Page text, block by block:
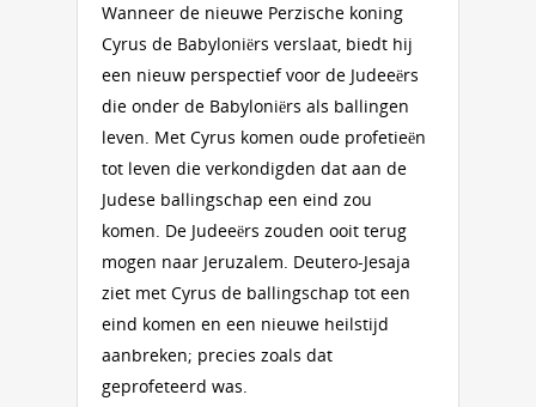
Wanneer de nieuwe Perzische koning
Cyrus de Babyloniërs verslaat, biedt hij
een nieuw perspectief voor de Judeeërs
die onder de Babyloniërs als ballingen
leven. Met Cyrus komen oude profetieën
tot leven die verkondigden dat aan de
Judese ballingschap een eind zou
komen. De Judeeërs zouden ooit terug
mogen naar Jeruzalem. Deutero-Jesaja
ziet met Cyrus de ballingschap tot een
eind komen en een nieuwe heilstijd
aanbreken; precies zoals dat
geprofeteerd was.